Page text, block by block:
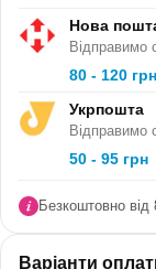
В ПАЧЦІ (ШТ):
Нова
Відправимо
80 - 120 грн
Укрпошта
Відправимо
50 - 95 грн
Безкоштовно від
Варіанти